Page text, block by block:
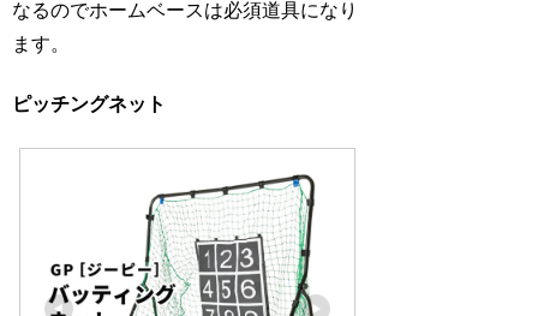
なるのでホームベースは必須道具になり
ます。
ピッチングネット